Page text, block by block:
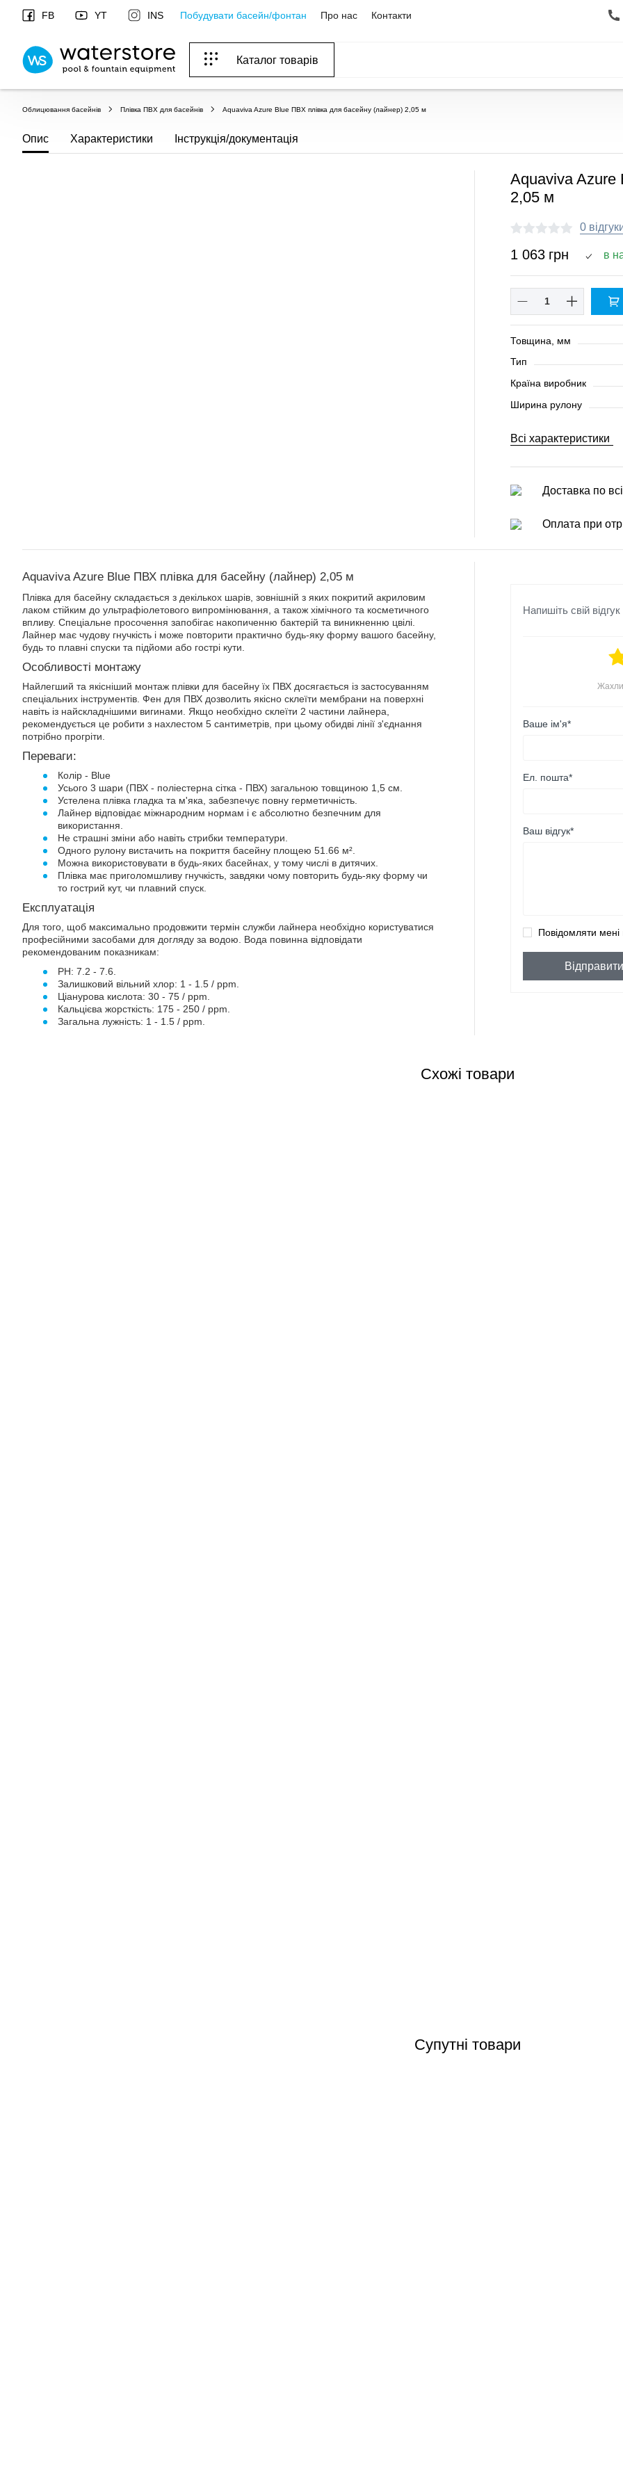
FB YT INS Побудувати басейн/фонтан Про нас Контакти
Каталог товарів
Облицювання басейнів Плівка ПВХ для басейнів Aquaviva Azure Blue ПВХ плівка для басейну (лайнер) 2,05 м
Опис Характеристики Інструкція/документація
Aquaviva Azure
2,05 м
0
1 063 грн в
Товщина, мм
Тип
Країна виробник
Ширина рулону
Всі характеристики
Доставка по
Оплата при
Aquaviva Azure Blue ПВХ плівка для басейну (лайнер) 2,05 м
Плівка для басейну складається з декількох шарів, зовнішній з яких покритий акриловим
лаком стійким до ультрафіолетового випромінювання, а також хімічного та косметичного
впливу. Спеціальне просочення запобігає накопиченню бактерій та виникненню цвілі.
Лайнер має чудову гнучкість і може повторити практично будь-яку форму вашого басейну,
будь то плавні спуски та підйоми або гострі кути.
Особливості монтажу
Найлегший та якісніший монтаж плівки для басейну їх ПВХ досягається із застосуванням
спеціальних інструментів. Фен для ПВХ дозволить якісно склеїти мембрани на поверхні
навіть із найскладнішими вигинами. Якщо необхідно склеїти 2 частини лайнера,
рекомендується це робити з нахлестом 5 сантиметрів, при цьому обидві лінії з'єднання
потрібно прогріти.
Переваги:
Колір - Blue
Усього 3 шари (ПВХ - поліестерна сітка - ПВХ) загальною товщиною 1,5 см.
Устелена плівка гладка та м'яка, забезпечує повну герметичність.
Лайнер відповідає міжнародним нормам і є абсолютно безпечним для
використання.
Не страшні зміни або навіть стрибки температури.
Одного рулону вистачить на покриття басейну площею51.66 м².
Можна використовувати в будь-яких басейнах, у тому числі в дитячих.
Плівка має приголомшливу гнучкість, завдяки чому повторить будь-яку форму чи
то гострий кут, чи плавний спуск.
Експлуатація
Для того, щоб максимально продовжити термін служби лайнера необхідно користуватися
професійними засобами для догляду за водою. Вода повинна відповідати
рекомендованим показникам:
PH: 7.2 - 7.6.
Залишковий вільний хлор: 1 - 1.5 / ppm.
Ціанурова кислота: 30 - 75 / ppm.
Кальцієва жорсткість: 175 - 250 / ppm.
Загальна лужність: 1 - 1.5 / ppm.
Напишіть свій
Ваше ім'я*
Ел. пошта*
Ваш відгук*
Повідомляти мені
Відправити
Схожі товари
Супутні товари